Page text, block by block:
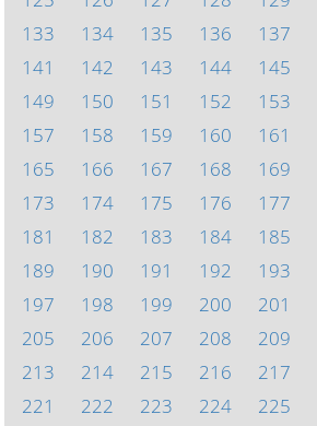
133
134 135 136 137
141
142 143 144 145
149
150 151 152 153
157
158 159 160 161
165
166 167 168 169
173
174 175 176 177
181
182 183 184 185
189
190 191 192 193
197
198 199 200 201
205
206 207 208 209
213
214 215 216 217
221
222 223 224 225